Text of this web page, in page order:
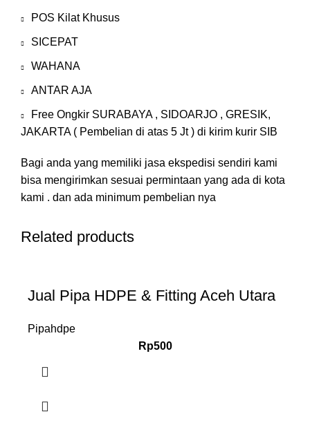
POS Kilat Khusus
SICEPAT
WAHANA
ANTAR AJA
Free Ongkir SURABAYA , SIDOARJO , GRESIK,
JAKARTA ( Pembelian di atas 5 Jt ) di kirim kurir SIB
Bagi anda yang memiliki jasa ekspedisi sendiri kami
bisa mengirimkan sesuai permintaan yang ada di kota
kami . dan ada minimum pembelian nya
Related products
Jual Pipa HDPE & Fitting Aceh Utara
Pipahdpe
Rp500